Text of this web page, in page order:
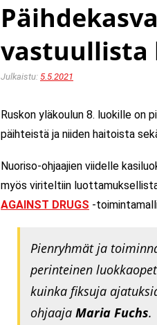
vastuullista
Julkaistu: 5.5.2021
Ruskon yläkoulun 8. luokille
päihteistä ja niiden haitoista
Nuoriso-ohjaajien viidelle
myös viriteltiin
AGAINST DRUGS -
Pienryhmät ja
perinteinen
kuinka fiksuja
ohjaaja Maria Fuchs.